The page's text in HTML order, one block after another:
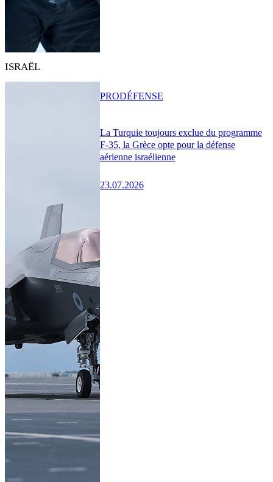
ISRAËL
La Turquie toujours exclue du programme
F-35, la Grèce opte pour la défense
aérienne israélienne
23.07.2026
PRODÉFENSE